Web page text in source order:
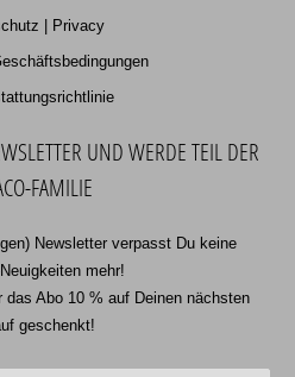
| Privacy
UND WERDE TEIL DER
FAMILIE
Newsletter verpasst Du keine
mehr!
Abo 10 % auf Deinen nächsten
geschenkt!